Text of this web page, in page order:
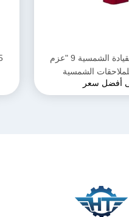
علبة التروس ذات القيادة الشمسية 9 "عزم
الشمسية
أفضل سعر